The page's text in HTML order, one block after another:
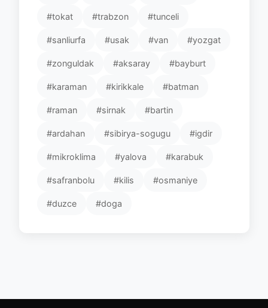
#tokat #trabzon #tunceli
#sanliurfa #usak #van #yozgat
#zonguldak #aksaray #bayburt
#karaman #kirikkale #batman
#raman #sirnak #bartin
#ardahan #sibirya-sogugu #igdir
#mikroklima #yalova #karabuk
#safranbolu #kilis #osmaniye
#duzce #doga